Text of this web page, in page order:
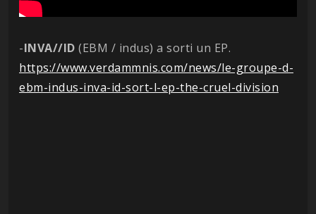
-INVA//ID (EBM / indus) a sorti un EP.
https://www.verdammnis.com/news/le-groupe-d-
ebm-indus-inva-id-sort-l-ep-the-cruel-division